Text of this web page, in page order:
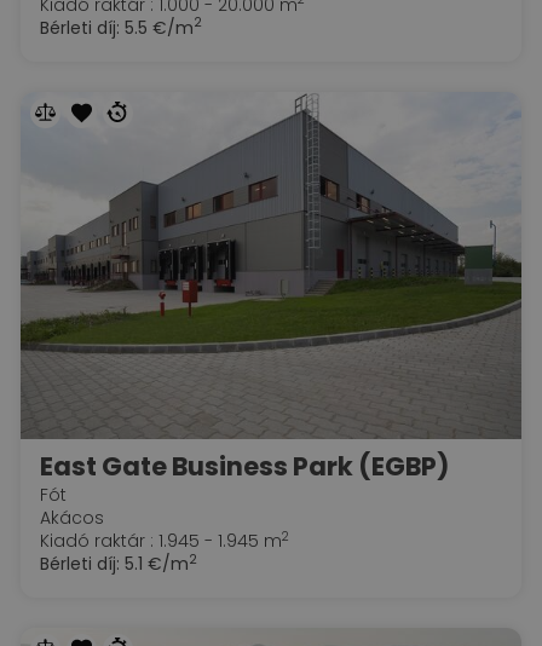
Bérleti díj: 5.5 €/m2
East Gate Business Park (EGBP)
Fót
Akácos
Kiadó raktár : 1.945 - 1.945 m2
Bérleti díj: 5.1 €/m2